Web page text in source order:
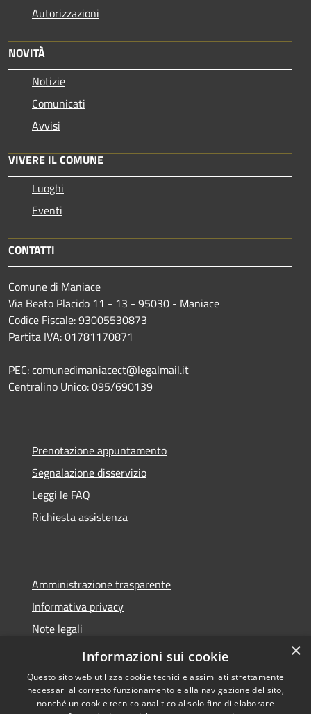
Autorizzazioni
NOVITÀ
Notizie
Comunicati
Avvisi
VIVERE IL COMUNE
Luoghi
Eventi
CONTATTI
Comune di Maniace
Via Beato Placido 11 - 13 - 95030 - Maniace
Codice Fiscale: 93005530873
Partita IVA: 01781170871
PEC: comunedimaniacect@legalmail.it
Centralino Unico: 095/690139
Prenotazione appuntamento
Segnalazione disservizio
Leggi le FAQ
Richiesta assistenza
Amministrazione trasparente
Informativa privacy
Note legali
Dichiarazione di accessibilità
×
Informazioni sui cookie
Questo sito web utilizza cookie tecnici e assimilati strettamente
necessari al corretto funzionamento e alla navigazione del sito,
nonché un cookie tecnico analitico al solo fine di elaborare